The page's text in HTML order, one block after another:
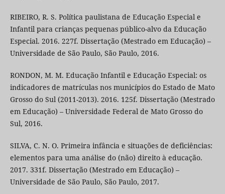
RIBEIRO, R. S. Política paulistana de Educação Especial e
Infantil para crianças pequenas público-alvo da Educação
Especial. 2016. 227f. Dissertação (Mestrado em Educação) –
Universidade de São Paulo, São Paulo, 2016.
RONDON, M. M. Educação Infantil e Educação Especial: os
indicadores de matrículas nos municípios do Estado de Mato
Grosso do Sul (2011-2013). 2016. 125f. Dissertação (Mestrado
em Educação) – Universidade Federal de Mato Grosso do
Sul, 2016.
SILVA, C. N. O. Primeira infância e situações de deficiências:
elementos para uma análise do (não) direito à educação.
2017. 331f. Dissertação (Mestrado em Educação) –
Universidade de São Paulo, São Paulo, 2017.